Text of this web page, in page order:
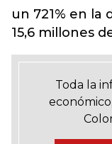
un 721% en la
15,6 millones
Toda la